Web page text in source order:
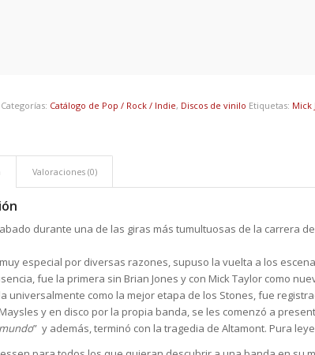
Categorías: Catálogo de Pop / Rock / Indie, Discos de vinilo Etiquetas: Mick
Valoraciones (0)
durante una de las giras más tumultuosas de la carrera
especial por diversas razones, supuso la vuelta a los
fue la primera sin Brian Jones y con Mick Taylor como
universalmente como la mejor etapa de los Stones, fue
y en disco por la propia banda, se les comenzó a
” y además, terminó con la tragedia de Altamont. Pura